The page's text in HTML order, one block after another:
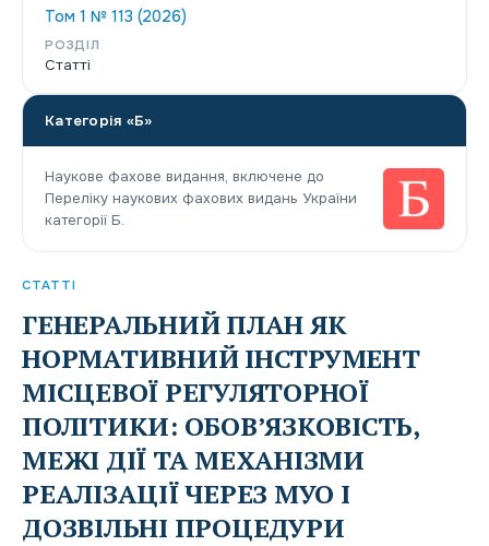
СТАТТІ
ГЕНЕРАЛЬНИЙ ПЛАН ЯК
НОРМАТИВНИЙ ІНСТРУМЕНТ
МІСЦЕВОЇ РЕГУЛЯТОРНОЇ
ПОЛІТИКИ: ОБОВ’ЯЗКОВІСТЬ,
МЕЖІ ДІЇ ТА МЕХАНІЗМИ
РЕАЛІЗАЦІЇ ЧЕРЕЗ МУО І
ДОЗВІЛЬНІ ПРОЦЕДУРИ
Том 1 № 113 (2026)
РОЗДІЛ
Статті
Категорія «Б»
Наукове фахове видання, включене до
Переліку наукових фахових видань України
категорії Б.